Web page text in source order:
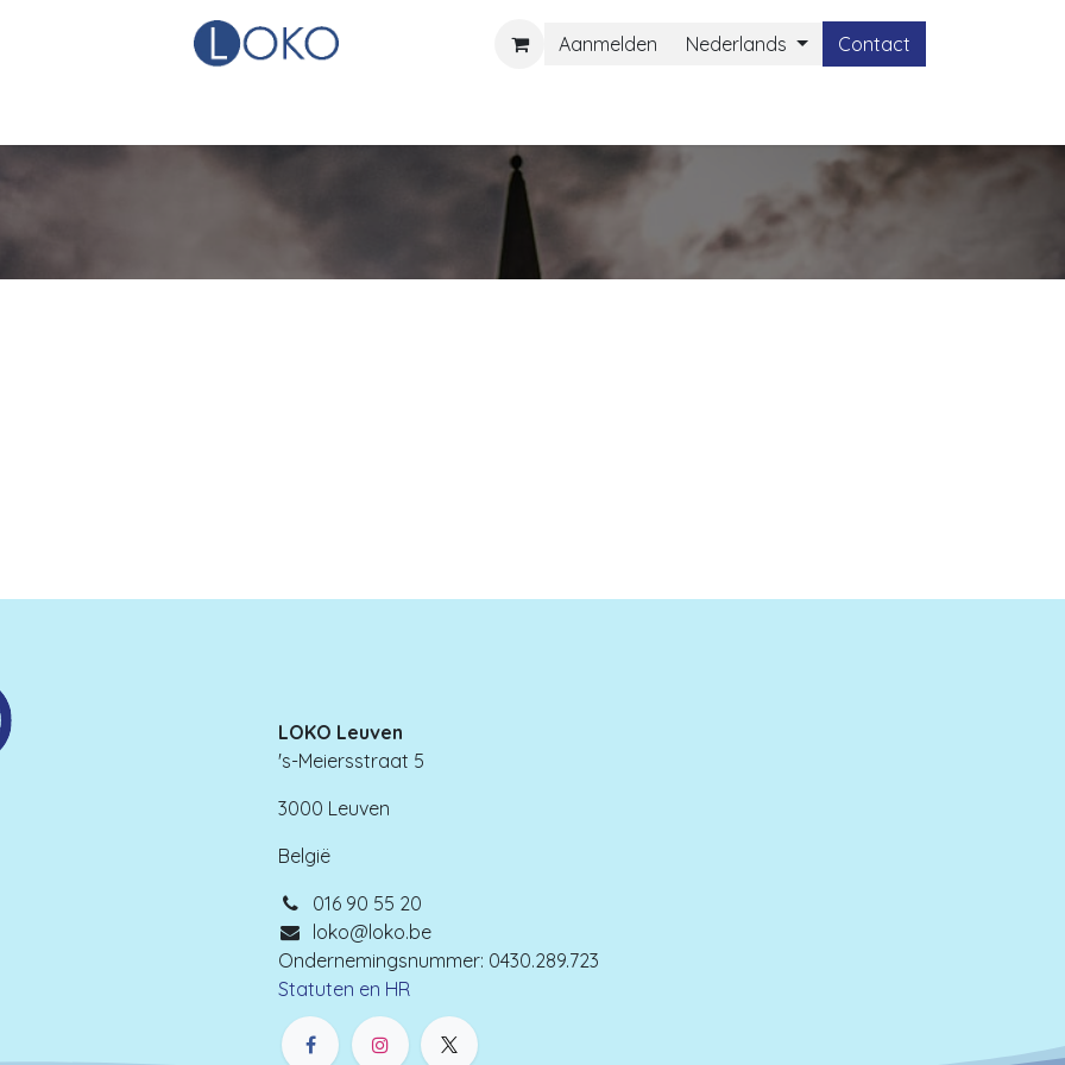
Aanmelden Nederlands Contact
LOKO Leuven
's-Meiersstraat 5
3000 Leuven
België
016 90 55 20
loko@loko.be
Ondernemingsnummer: 0430.289.723
Statuten en HR